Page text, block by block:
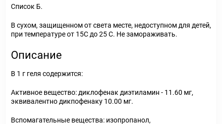
Список Б.
В сухом, защищенном от света месте, недоступном для детей,
при температуре от 15С до 25 С. Не замораживать.
Описание
В 1 г геля содержится:
Активное вещество: диклофенак диэтиламин - 11.60 мг,
эквивалентно дикпофенаку 10.00 мг.
Вспомагательные вещества: изопропанол,